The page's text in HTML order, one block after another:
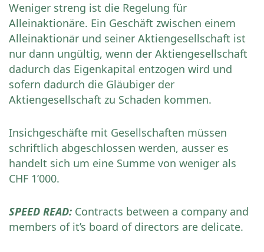
Weniger streng ist die Regelung für
Alleinaktionäre. Ein Geschäft zwischen einem
Alleinaktionär und seiner Aktiengesellschaft ist
nur dann ungültig, wenn der Aktiengesellschaft
dadurch das Eigenkapital entzogen wird und
sofern dadurch die Gläubiger der
Aktiengesellschaft zu Schaden kommen.
Insichgeschäfte mit Gesellschaften müssen
schriftlich abgeschlossen werden, ausser es
handelt sich um eine Summe von weniger als
CHF 1’000.
SPEED READ: Contracts between a company and
members of it’s board of directors are delicate.